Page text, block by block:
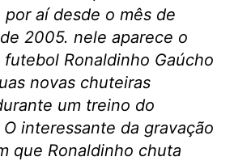
por aí desde o mês de
2005. nele aparece o
Ronaldinho Gaúcho
novas chuteiras
um treino do
interessante da gravação
que Ronaldinho chuta